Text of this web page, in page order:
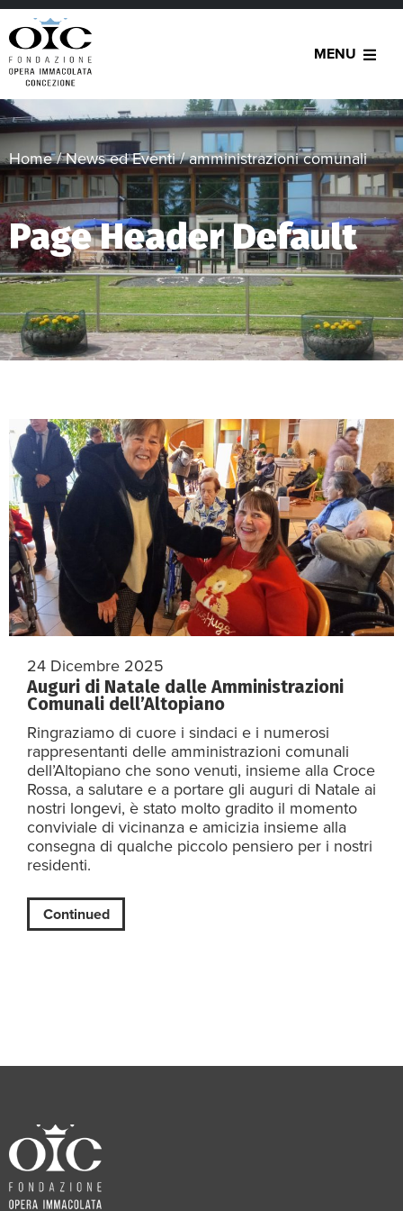
MENU
Home/News ed Eventi/amministrazioni comunali
Page Header Default
24 Dicembre 2025
Auguri di Natale dalle Amministrazioni
Comunali dell’Altopiano
Ringraziamo di cuore i sindaci e i numerosi
rappresentanti delle amministrazioni comunali
dell’Altopiano che sono venuti, insieme alla Croce
Rossa, a salutare e a portare gli auguri di Natale ai
nostri longevi, è stato molto gradito il momento
conviviale di vicinanza e amicizia insieme alla
consegna di qualche piccolo pensiero per i nostri
residenti.
Continued